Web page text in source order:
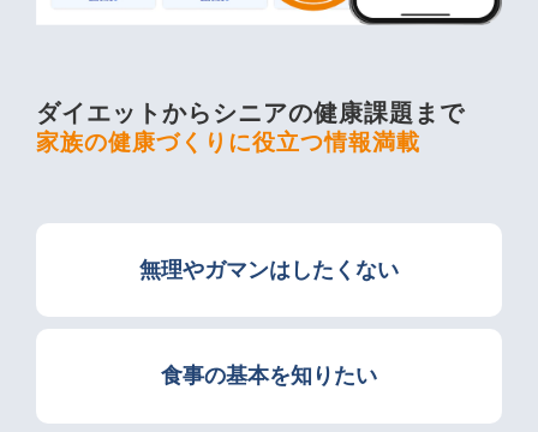
ダイエットからシニアの健康課題まで
家族の健康づくりに役立つ情報満載
無理やガマンはしたくない
食事の基本を知りたい